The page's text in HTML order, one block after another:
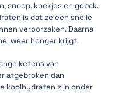
snoep, koekjes en gebak.
is dat ze een snelle
veroorzaken. Daarna
weer honger krijgt.
ketens van
afgebroken dan
koolhydraten zijn onder